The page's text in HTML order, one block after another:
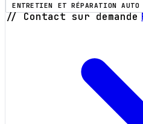
ENTRETIEN ET RÉPARATION AUTO
// Contact sur demande